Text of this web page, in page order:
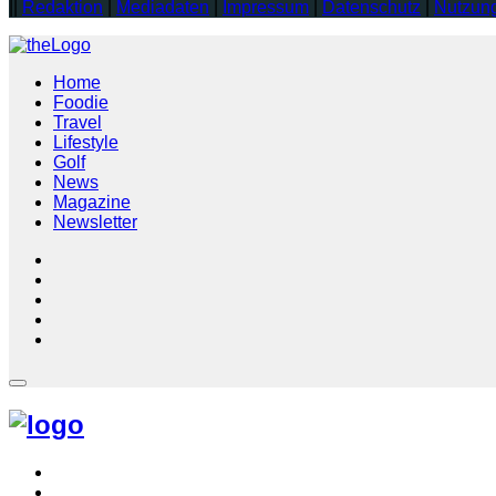
Redaktion Mediadaten Impressum Datenschutz
Home
Foodie
Travel
Lifestyle
Golf
News
Magazine
Newsletter